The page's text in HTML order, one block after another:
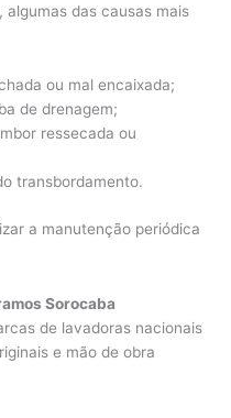
algumas das causas mais
ou mal encaixada;
de drenagem;
ressecada ou
transbordamento.
a manutenção periódica
Sorocaba
de lavadoras nacionais
e mão de obra